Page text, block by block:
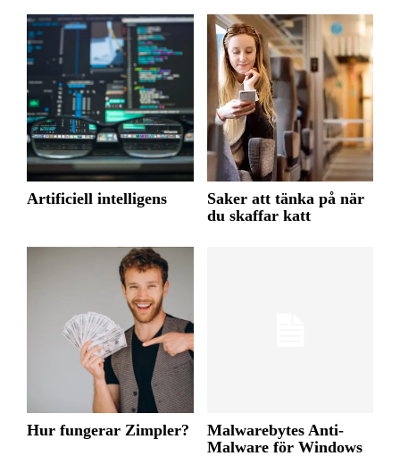
Artificiell intelligens
Saker att tänka på när
du skaffar katt
Hur fungerar Zimpler?
Malwarebytes Anti-
Malware för Windows